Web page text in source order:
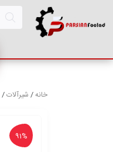
خانه/ شیرآلات/
91%